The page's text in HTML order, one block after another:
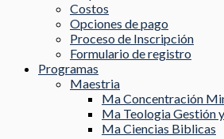
Costos
Opciones de pago
Proceso de Inscripción
Formulario de registro
Programas
Maestria
Ma Concentración
Ma Teologia Gestión
Ma Ciencias Biblicas